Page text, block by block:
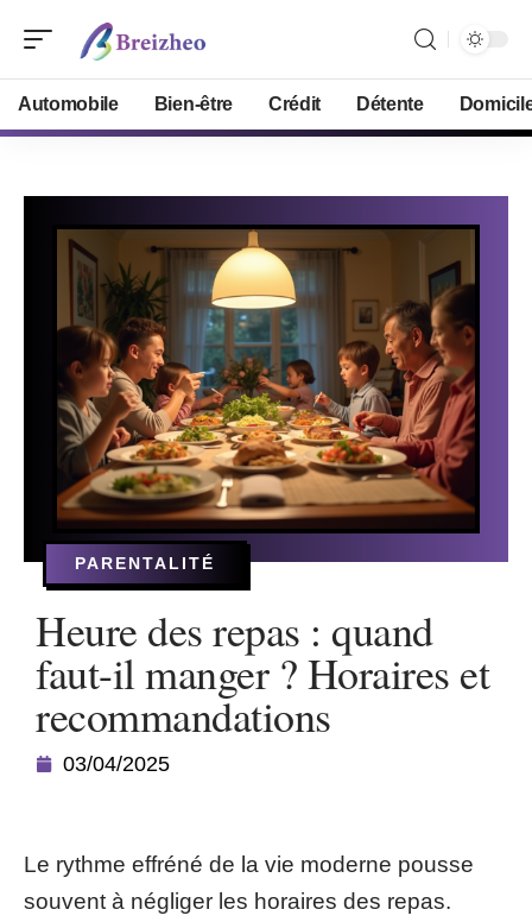
Automobile Bien-être Crédit Détente
PARENTALITÉ
Heure des repas : quand
faut-il manger ? Horaires et
recommandations
03/04/2025
Le rythme effréné de la vie moderne pousse
souvent à négliger les horaires des repas.